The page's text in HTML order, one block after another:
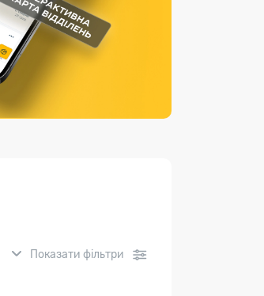
послуги
«Укрпошта Маркет»
Показати фільтри